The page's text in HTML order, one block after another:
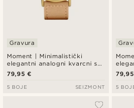
Moment | Minimalistički
elegantni analogni kvarcni sat
u zlatnoj boji s brojčanikom u
boji šampanjca i najlonskim
remenom u boji pijeska
Gravura
79,95 €
5 BOJE SEIZMONT
u
5